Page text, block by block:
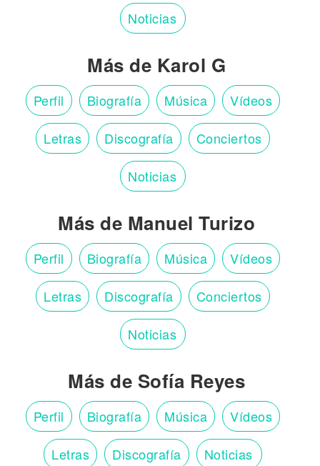
Noticias
Más de Karol G
Perfil Biografía Música Vídeos
Letras Discografía Conciertos
Noticias
Más de Manuel Turizo
Perfil Biografía Música Vídeos
Letras Discografía Conciertos
Noticias
Más de Sofía Reyes
Perfil Biografía Música Vídeos
Letras Discografía Noticias